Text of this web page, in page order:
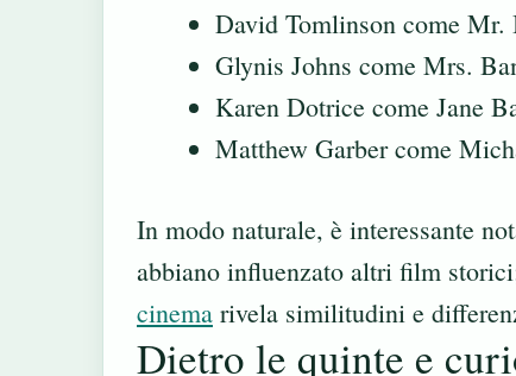
David Tomlinson come Mr.
Glynis Johns come Mrs.
Karen Dotrice come Jane
Matthew Garber come
In modo naturale, è interessante
abbiano influenzato altri film
cinema rivela similitudini e
Dietro le quinte e